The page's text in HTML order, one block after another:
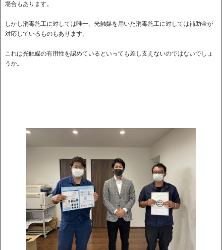
場合もあります。
しかし消毒施工に対しては唯一、光触媒を用いた消毒施工に対しては補助金が
対応しているものもあります。
これは光触媒の有用性を認めているといっても差し支えないのではないでしょ
うか。